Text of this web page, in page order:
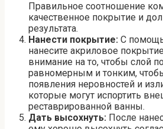
Правильное соотношение
качественное покрытие и
результата.
Нанести покрытие: С
нанесите акриловое
внимание на то, чтобы слой
равномерным и тонким,
появления неровностей и
которые могут испортить
реставрированной ванны.
Дать высохнуть: После